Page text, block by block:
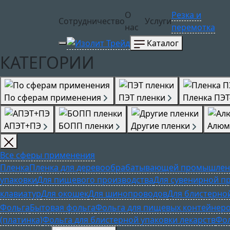
Сотрудничество
О
нас
Услуги
Резка и
перемотка
Каталог
КАТЕГОРИИ
По сферам применения ПЭТ пленки Пленка
АПЭТ+ПЭ БОПП пленки Другие пленки
Все сферы применения
ПленкаПленка для деревообрабатывающей
упаковкиДля пищевого производстваДля сувенирной
клавиатурДля окошекДля шинопроводовДля
ФольгаБытовая фольгаФольга для пищевых
(платинка)Фольга для блистерной упаковки лекарств